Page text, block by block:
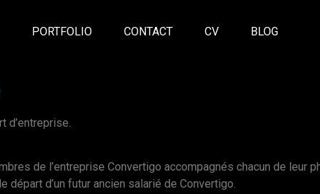
PORTFOLIO CONTACT CV BLOG
d’entreprise.
de l’entreprise Convertigo accompagnés chacun de leur
d’un futur ancien salarié de Convertigo.